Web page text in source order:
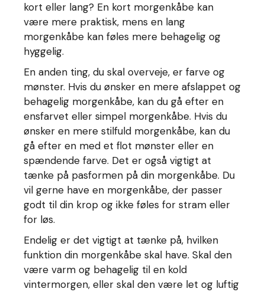
kort eller lang? En kort morgenkåbe kan
være mere praktisk, mens en lang
morgenkåbe kan føles mere behagelig og
hyggelig.
En anden ting, du skal overveje, er farve og
mønster. Hvis du ønsker en mere afslappet og
behagelig morgenkåbe, kan du gå efter en
ensfarvet eller simpel morgenkåbe. Hvis du
ønsker en mere stilfuld morgenkåbe, kan du
gå efter en med et flot mønster eller en
spændende farve. Det er også vigtigt at
tænke på pasformen på din morgenkåbe. Du
vil gerne have en morgenkåbe, der passer
godt til din krop og ikke føles for stram eller
for løs.
Endelig er det vigtigt at tænke på, hvilken
funktion din morgenkåbe skal have. Skal den
være varm og behagelig til en kold
vintermorgen, eller skal den være let og luftig